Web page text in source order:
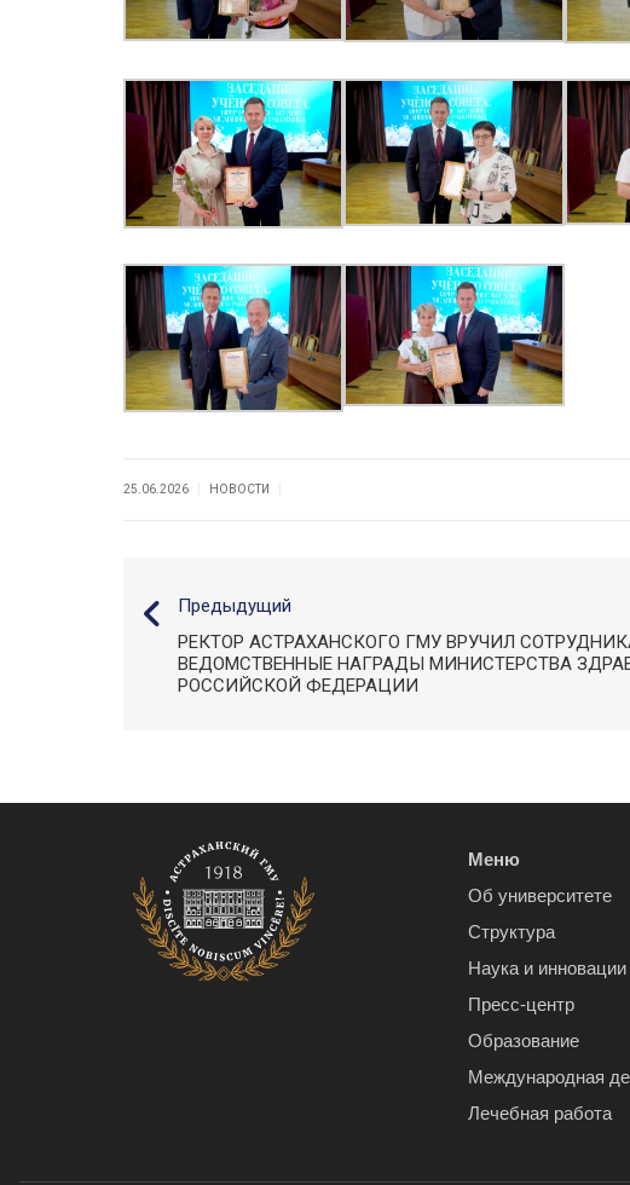
25.06.2026 НОВОСТИ
Предыдущий
РЕКТОР АСТРАХАНСКОГО ГМУ ВРУЧИЛ
ВЕДОМСТВЕННЫЕ НАГРАДЫ МИНИСТЕРСТВА
РОССИЙСКОЙ ФЕДЕРАЦИИ
Меню
Об университете
Структура
Наука и инновации
Пресс-центр
Образование
Международная
Лечебная работа